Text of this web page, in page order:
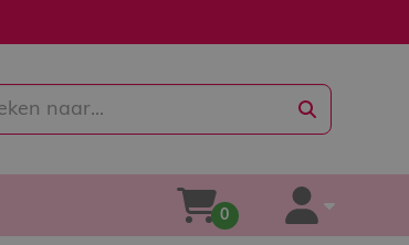
zoeken
winkelwagen
0 account